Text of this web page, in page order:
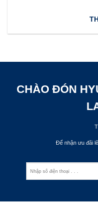
CHÀO ĐÓN
Để nhận ưu đãi